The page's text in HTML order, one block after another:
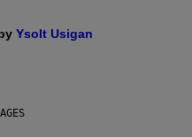
Ysolt Usigan